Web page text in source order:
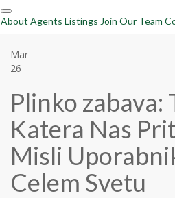
Skip
About Agents Listings Join Our Team
Mar
26
Plinko zabava:
Katera Nas
Misli
Celem Svetu